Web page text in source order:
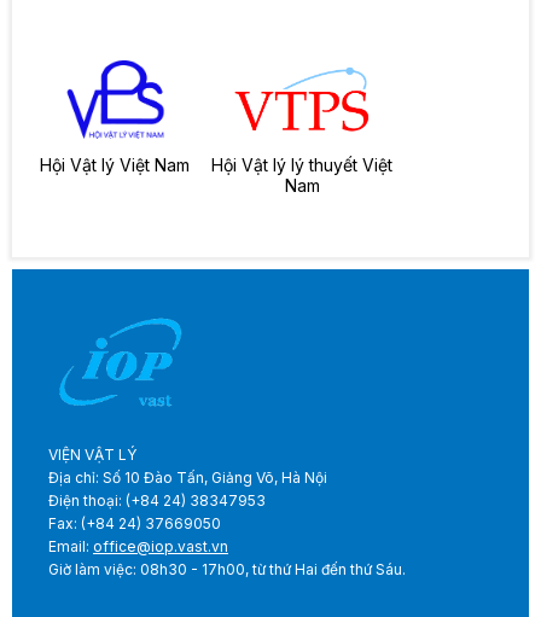
Hội Vật lý Việt Nam
Hội Vật lý lý thuyết Việt
Nam
VIỆN VẬT LÝ
Địa chỉ: Số 10 Đào Tấn, Giảng Võ, Hà Nội
Điện thoại: (+84 24) 38347953
Fax: (+84 24) 37669050
Email: office@iop.vast.vn
Giờ làm việc: 08h30 - 17h00, từ thứ Hai đến thứ Sáu.